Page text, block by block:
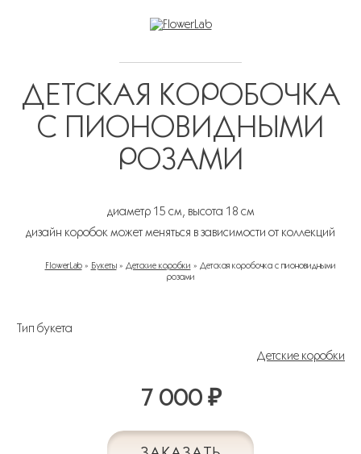
ДЕТСКАЯ КОРОБОЧКА
С ПИОНОВИДНЫМИ
РОЗАМИ
диаметр 15 см, высота 18 см
дизайн коробок может меняться в зависимости от коллекций
FlowerLab » Букеты » Детские коробки » Детская коробочка с пионовидными
розами
Тип букета
Детские коробки
7 000 ₽